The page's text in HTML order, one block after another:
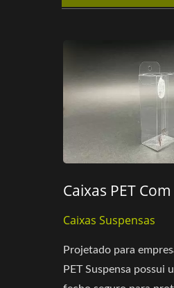
Caixas PET
Caixas Suspensas
Projetado para
PET Suspensa possui